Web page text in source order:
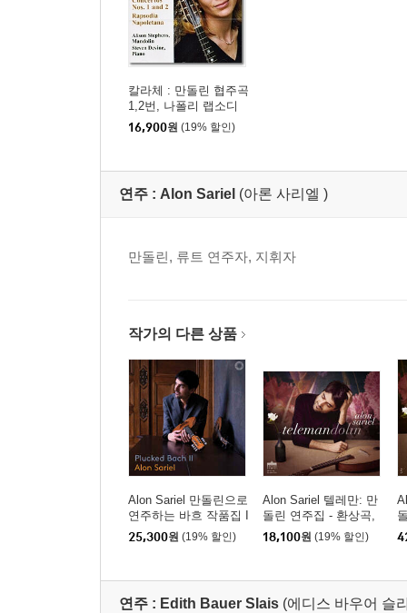
칼라체 : 만돌린 협주곡
1,2번, 나폴리 랩소디
외
16,900원 (19% 할인)
연주 : Alon Sariel (아론 사리엘 )
만돌린, 류트 연주자, 지휘자
작가의 다른 상품
Alon Sariel 만돌린으로
연주하는 바흐 작품집 I
I (Plucked Bach II)
25,300원 (19% 할인)
Alon Sariel 텔레만: 만
돌린 연주집 - 환상곡,
소나타, 모음곡 (Telem
ann: Concerto, Suite,
18,100원 (19% 할인)
연주 : Edith Bauer Slais (에디스 바우어 슬